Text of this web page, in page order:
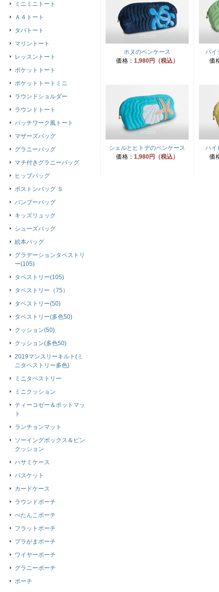
ホヌのペンケース
価格： 1,980円（税込）
パイ
価
シェルとヒトデのペンケース
価格： 1,980円（税込）
ハイ
価
ミニミニトート
Ａ４トート
タパトート
マリントート
レッスントート
ポケットトート
ポケットトートミニ
ラウンドショルダー
ラウンドトート
パッチワーク風トート
マザーズバッグ
グラニーバッグ
マチ付きグラニーバッグ
ヒップバッグ
ボストンバッグ Ｓ
バンブーバッグ
キッズリュック
シューズバッグ
絵本バッグ
グラデーションタペストリ
ー(105)
タペストリー(105)
タペストリー（75）
タペストリー(50)
タペストリー(多色50)
クッション(50)
クッション(多色50)
2019マンスリーキルト(ミ
ニタペストリー多色)
ミニタペストリー
ミニクッション
ティーコゼー＆ポットマッ
ト
ランチョンマット
ソーイングボックス＆ピン
クッション
ハサミケース
バスケット
カードケース
ラウンドポーチ
ぺたんこポーチ
フラットポーチ
プラがまポーチ
ワイヤーポーチ
グラニーポーチ
ポーチ